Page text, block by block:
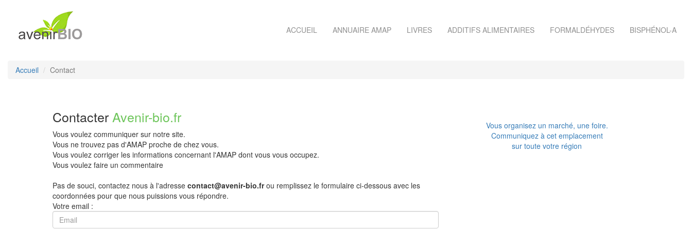
ACCUEIL ANNUAIRE AMAP LIVRES ADDITIFS ALIMENTAIRES FORMALDÉHYDES BISPHÉNOL-A
Accueil Contact
Contacter Avenir-bio.fr
Vous voulez communiquer sur notre site.
Vous ne trouvez pas d'AMAP proche de chez vous.
Vous voulez corriger les informations concernant l'AMAP dont vous vous occupez.
Vous voulez faire un commentaire
Pas de souci, contactez nous à l'adresse contact@avenir-bio.frou remplissez le formulaire ci-dessous avec les
coordonnées pour que nous puissions vous répondre.
Votre email :
Vous organisez un marché, une foire.
Communiquez à cet emplacement
sur toute votre région